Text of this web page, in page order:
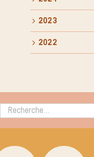
2023
2022
Rechercher :